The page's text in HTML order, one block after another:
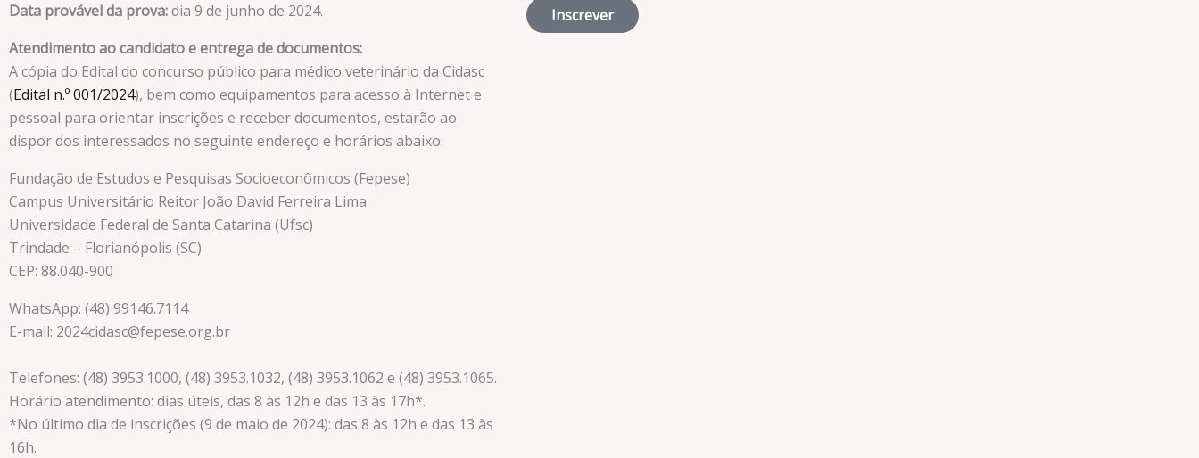
Data provável da prova:dia 9 de junho de 2024.
Atendimento ao candidato e entrega de documentos:
A cópia do Edital do concurso público para médico veterinário da Cidasc
(Edital n.º 001/2024), bem como equipamentos para acesso à Internet e
pessoal para orientar inscrições e receber documentos, estarão ao
dispor dos interessados no seguinte endereço e horários abaixo:
Fundação de Estudos e Pesquisas Socioeconômicos (Fepese)
Campus Universitário Reitor João David Ferreira Lima
Universidade Federal de Santa Catarina (Ufsc)
Trindade – Florianópolis (SC)
CEP: 88.040-900
WhatsApp: (48) 99146.7114
E-mail: 2024cidasc@fepese.org.br
Telefones: (48) 3953.1000, (48) 3953.1032, (48) 3953.1062 e (48) 3953.1065.
Horário atendimento: dias úteis, das 8 às 12h e das 13 às 17h*.
*No último dia de inscrições (9 de maio de 2024): das 8 às 12h e das 13 às
16h.
Inscrever